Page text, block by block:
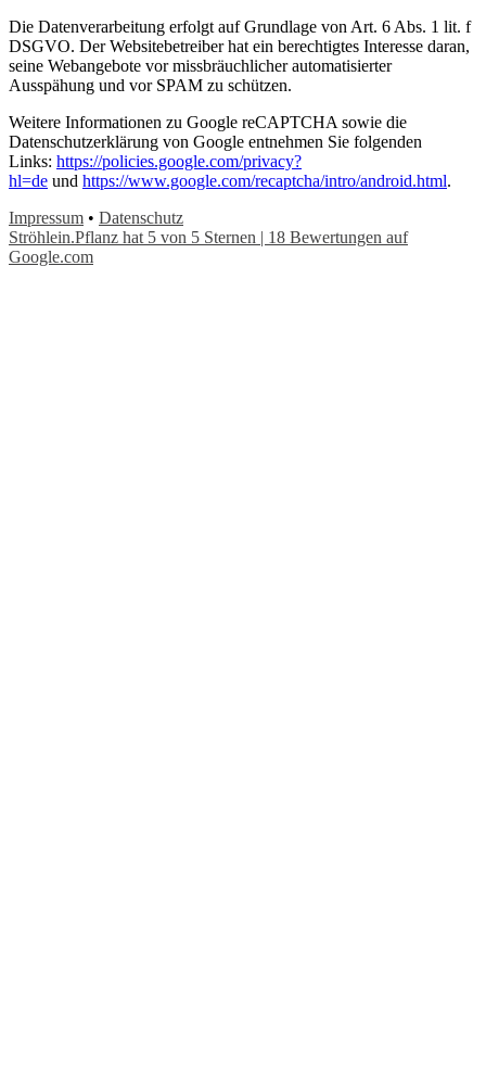
Die Datenverarbeitung erfolgt auf Grundlage von Art. 6 Abs. 1 lit. f
DSGVO. Der Websitebetreiber hat ein berechtigtes Interesse daran,
seine Webangebote vor missbräuchlicher automatisierter
Ausspähung und vor SPAM zu schützen.
Weitere Informationen zu Google reCAPTCHA sowie die
Datenschutzerklärung von Google entnehmen Sie folgenden
Links: https://policies.google.com/privacy?
hl=de und https://www.google.com/recaptcha/intro/android.html.
Impressum • Datenschutz
Ströhlein.Pflanz hat 5 von 5 Sternen | 18 Bewertungen auf
Google.com